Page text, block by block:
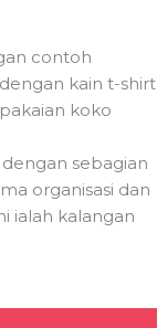
contoh
kain t-shirt
koko
sebagian
organisasi dan
ialah kalangan